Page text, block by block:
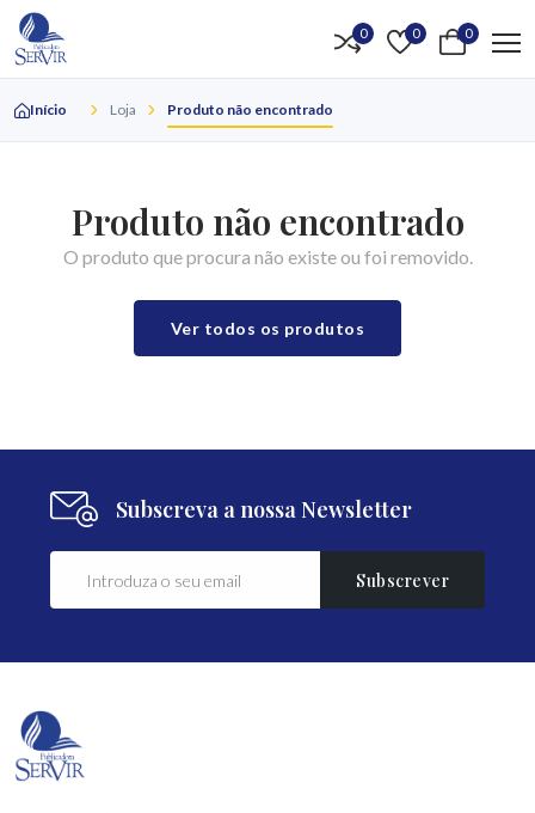
0 0 0
Início Loja Produto não encontrado
Produto não encontrado
O produto que procura não existe ou foi removido.
Ver todos os produtos
Subscreva a nossa Newsletter
Subscrever